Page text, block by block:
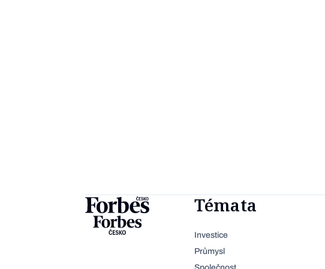
Témata
Investice
Průmysl